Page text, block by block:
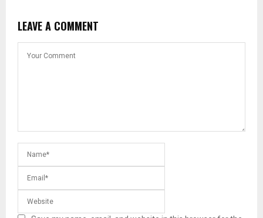
LEAVE A COMMENT